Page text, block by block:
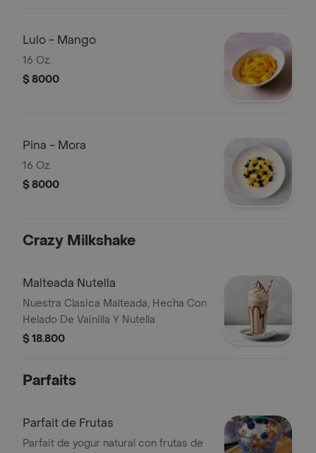
Lulo - Mango
16 Oz.
$ 8000
Pina - Mora
16 Oz.
$ 8000
Crazy Milkshake
Malteada Nutella
Nuestra Clasica Malteada, Hecha Con
Helado De Vainilla Y Nutella.
$ 18.800
Parfaits
Parfait de Frutas
Parfait de yogur natural con frutas de